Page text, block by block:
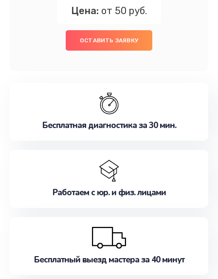
Цена: от 50 руб.
ОСТАВИТЬ ЗАЯВКУ
Бесплатная диагностика за 30 мин.
Работаем с юр. и физ. лицами
Бесплатный выезд мастера за 40 минут